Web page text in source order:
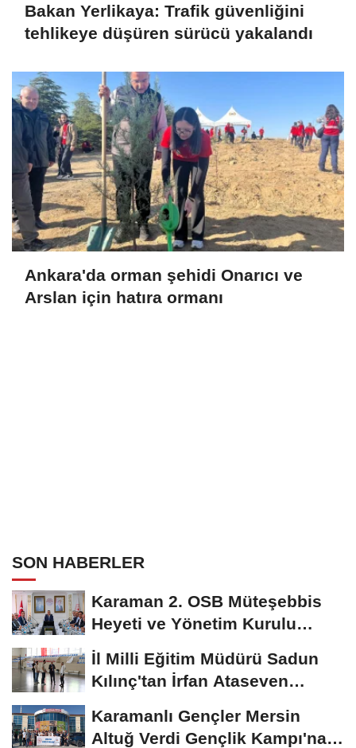
Bakan Yerlikaya: Trafik güvenliğini
tehlikeye düşüren sürücü yakalandı
Ankara'da orman şehidi Onarıcı ve
Arslan için hatıra ormanı
SON HABERLER
Karaman 2. OSB Müteşebbis
Heyeti ve Yönetim Kurulu
Toplantısı Gerçekleştirildi
İl Milli Eğitim Müdürü Sadun
Kılınç'tan İrfan Ataseven
Karamanlı Gençler Mersin
Altuğ Verdi Gençlik Kampı'na